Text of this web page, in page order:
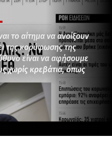
το αίτημα να ανοίξουν
της κορύφωσης της
είναι να αφήσουμε
χωρίς κρεβάτια, όπως